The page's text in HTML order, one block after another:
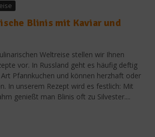
Blinis mit Kaviar und
Weltreise stellen wir Ihnen
vor. In Russland geht es häufig deftig
Pfannkuchen und können herzhaft oder
In unserem Rezept wird es festlich: Mit
genießt man Blinis oft zu Silvester....